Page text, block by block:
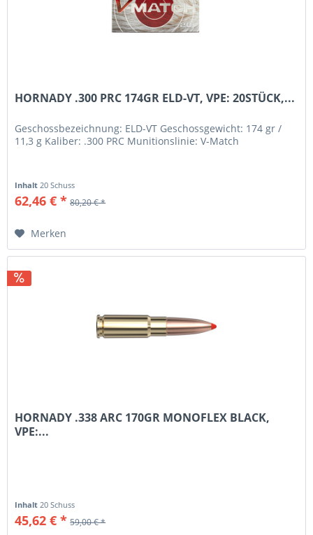
HORNADY .300 PRC 174GR ELD-VT, VPE: 20STÜCK,...
Geschossbezeichnung: ELD-VT Geschossgewicht: 174 gr /
11,3 g Kaliber: .300 PRC Munitionslinie: V-Match
Inhalt20 Schuss
62,46 € * 80,20 € *
Merken
HORNADY .338 ARC 170GR MONOFLEX BLACK,
VPE:...
Inhalt 20 Schuss
45,62 € * 59,00 € *